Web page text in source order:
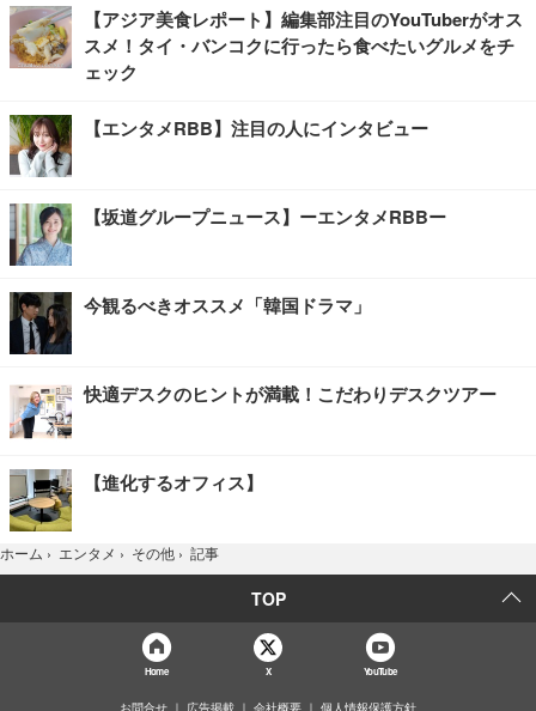
【アジア美食レポート】編集部注目のYouTuberがオス
スメ！タイ・バンコクに行ったら食べたいグルメをチ
ェック
【エンタメRBB】注目の人にインタビュー
【坂道グループニュース】ーエンタメRBBー
今観るべきオススメ「韓国ドラマ」
快適デスクのヒントが満載！こだわりデスクツアー
【進化するオフィス】
ホーム › エンタメ › その他 › 記事
TOP
Home X YouTube
お問合せ 広告掲載 会社概要 個人情報保護方針